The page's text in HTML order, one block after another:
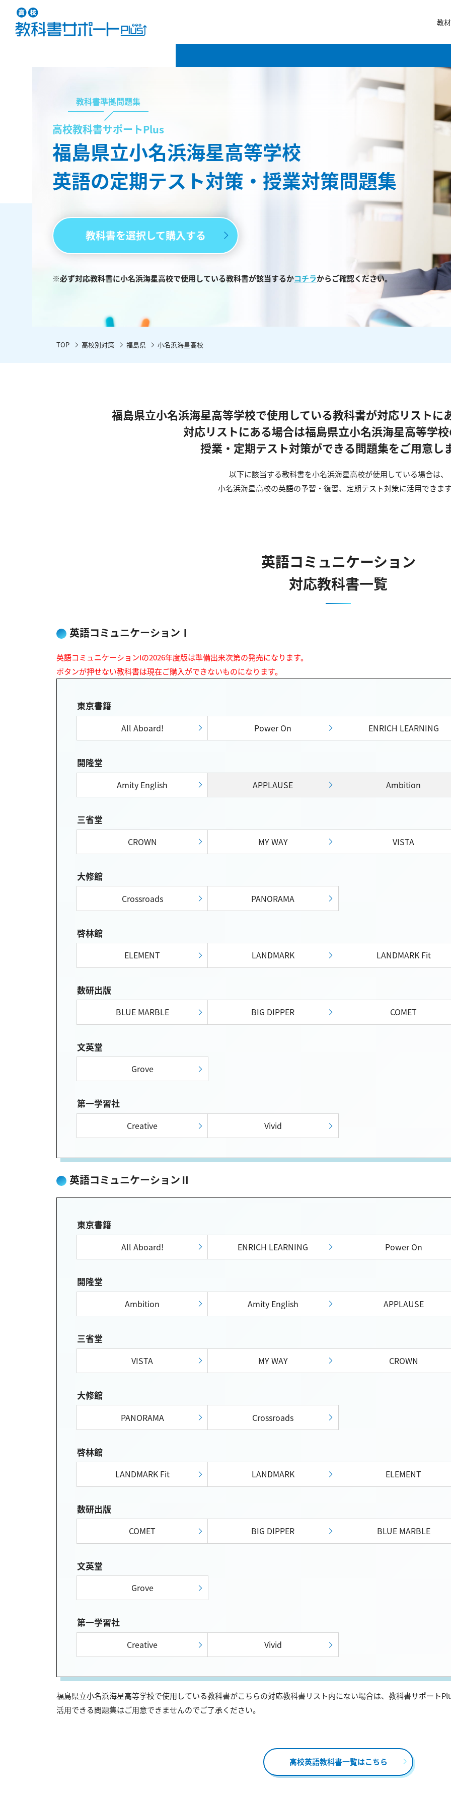
教
教科書準拠問題集
高校教科書サポートPlus
福島県立小名浜海星高等学校
英語の定期テスト対策・授業対策問題集
教科書を選択して購入する
※必ず対応教科書に小名浜海星高校で使用している教科書が該当するかコチラからご確認ください。
TOP 高校別対策 福島県 小名浜海星高校
福島県立小名浜海星高等学校で使用している教科書が対応リストに
対応リストにある場合は福島県立小名浜海星高等学
授業・定期テスト対策ができる問題集をご用意し
以下に該当する教科書を小名浜海星高校が使用している場合は、
小名浜海星高校の英語の予習・復習、定期テスト対策に活用できま
英語コミュニケーション
対応教科書一覧
英語コミュニケーションⅠ
英語コミュニケーションIの2026年度版は準備出来次第の発売になります。
ボタンが押せない教科書は現在ご購入ができないものになります。
東京書籍
All Aboard! Power On ENRICH LEARNING
開隆堂
Amity English APPLAUSE Ambition
三省堂
CROWN MY WAY VISTA
大修館
Crossroads PANORAMA
啓林館
ELEMENT LANDMARK LANDMARK Fit
数研出版
BLUE MARBLE BIG DIPPER COMET
文英堂
Grove
第一学習社
Creative Vivid
英語コミュニケーションⅡ
東京書籍
All Aboard! ENRICH LEARNING Power On
開隆堂
Ambition Amity English APPLAUSE
三省堂
VISTA MY WAY CROWN
大修館
PANORAMA Crossroads
啓林館
LANDMARK Fit LANDMARK ELEMENT
数研出版
COMET BIG DIPPER BLUE MARBLE
文英堂
Grove
第一学習社
Creative Vivid
福島県立小名浜海星高等学校で使用している教科書がこちらの対応教科書リスト内にない場合は、教科書サポート
活用できる問題集はご用意できませんのでご了承ください。
高校英語教科書一覧はこちら